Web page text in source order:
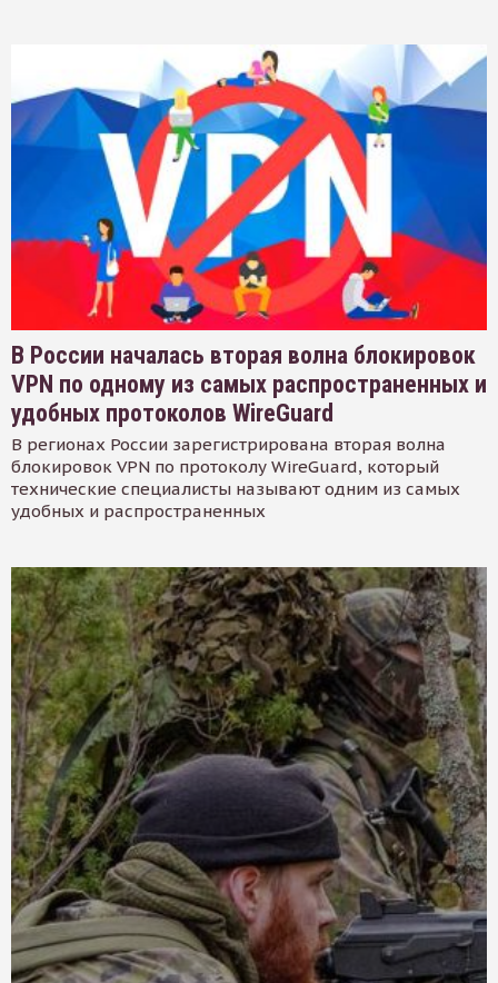
В России началась вторая волна блокировок
VPN по одному из самых распространенных и
удобных протоколов WireGuard
В регионах России зарегистрирована вторая волна
блокировок VPN по протоколу WireGuard, который
технические специалисты называют одним из самых
удобных и распространенных